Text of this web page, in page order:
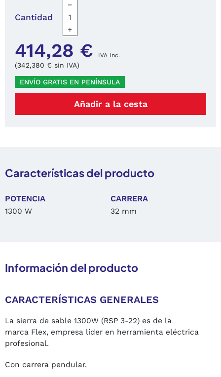
Cantidad
−
+
414,28 € IVA Inc.
(342,380 € sin IVA)
ENVÍO GRATIS EN PENÍNSULA
Añadir a la cesta
Características del producto
POTENCIA
1300 W
CARRERA
32 mm
Información del producto
CARACTERÍSTICAS GENERALES
La sierra de sable 1300W (RSP 3-22) es de la
marca Flex, empresa líder en herramienta eléctrica
profesional.
Con carrera pendular.